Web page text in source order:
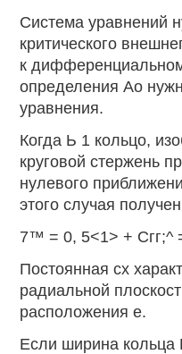
Система уравнений
критического
к
определения Ао
уравнения.
Когда Ь 1 кольцо,
круговой стержень
нулевого
этого случая
7™ = 0, 5<1> + Сгг;^
Постоянная сх
радиальной
расположения е.
Если ширина кольца